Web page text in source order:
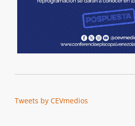
Tweets by CEVmedios